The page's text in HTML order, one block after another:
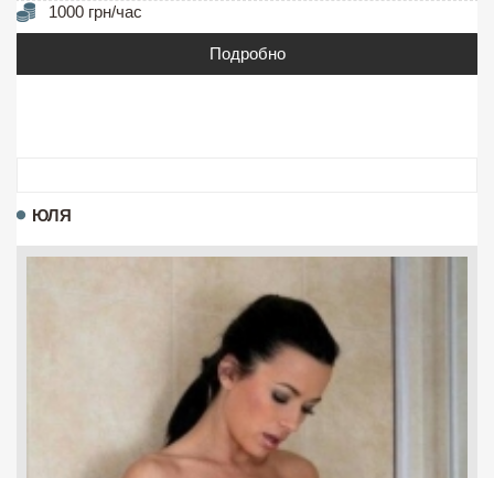
1000 грн/час
Подробно
ЮЛЯ